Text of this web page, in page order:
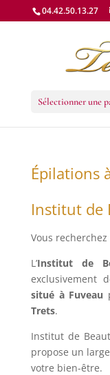
04.42.50.13.27
Sélectionner une
Épilations
Institut de
Vous recherchez
L’Institut de
exclusivement
situé à Fuveau
Trets.
Institut de
propose un
votre bien-être.